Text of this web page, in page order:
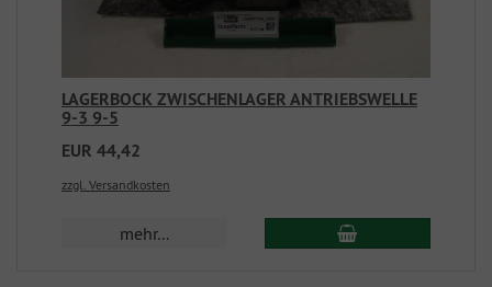
LAGERBOCK ZWISCHENLAGER ANTRIEBSWELLE
9-3 9-5
EUR 44,42
zzgl. Versandkosten
mehr...